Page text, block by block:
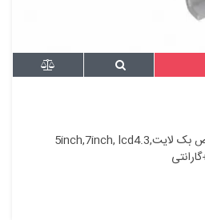
tps61040dbvr(آیسی مخصوص بک لایت,5inch,7inch, lcd4.3